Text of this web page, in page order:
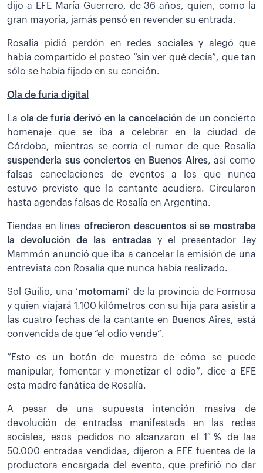
dijo a EFE María Guerrero, de 36 años, quien, como la
gran mayoría, jamás pensó en revender su entrada.
Rosalía pidió perdón en redes sociales y alegó que
había compartido el posteo “sin ver qué decía”, que tan
sólo se había fijado en su canción.
Ola de furia digital
La ola de furia derivó en la cancelación de un concierto
homenaje que se iba a celebrar en la ciudad de
Córdoba, mientras se corría el rumor de que Rosalía
suspendería sus conciertos en Buenos Aires, así como
falsas cancelaciones de eventos a los que nunca
estuvo previsto que la cantante acudiera. Circularon
hasta agendas falsas de Rosalía en Argentina.
Tiendas en líneaofrecieron descuentos si se mostraba
la devolución de las entradas y el presentador Jey
Mammón anunció que iba a cancelar la emisión de una
entrevista con Rosalía que nunca había realizado.
Sol Guilio, una ‘motomami’ de la provincia de Formosa
y quien viajará 1.100 kilómetros con su hija para asistir a
las cuatro fechas de la cantante en Buenos Aires, está
convencida de que “el odio vende”.
“Esto es un botón de muestra de cómo se puede
manipular, fomentar y monetizar el odio”, dice a EFE
esta madre fanática de Rosalía.
A pesar de una supuesta intención masiva de
devolución de entradas manifestada en las redes
sociales, esos pedidos no alcanzaron el 1 % de las
50.000 entradas vendidas, dijeron a EFE fuentes de la
productora encargada del evento, que prefirió no dar